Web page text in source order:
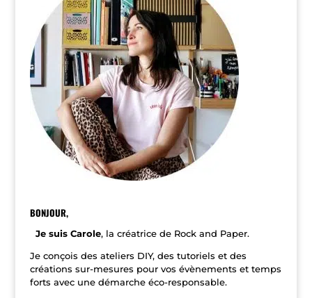
v
e
:
BONJOUR,
Je suis Carole, la créatrice de Rock and Paper.
Je conçois des ateliers DIY, des tutoriels et des
créations sur-mesures pour vos évènements et temps
forts avec une démarche éco-responsable.